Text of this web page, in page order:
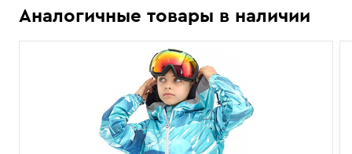
Аналогичные товары в наличии